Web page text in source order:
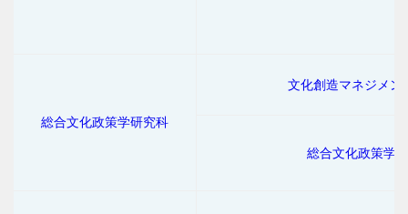
総合文化政策学研究科
文化創造マネジメン
総合文化政策学